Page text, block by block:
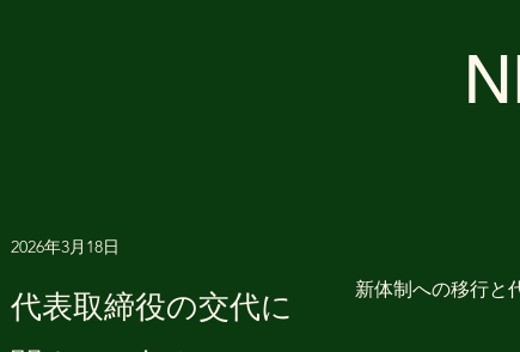
2026年3月18日
代表取締役の交代に
新体制への移行と